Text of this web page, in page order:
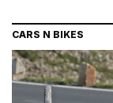
CARS N BIKES